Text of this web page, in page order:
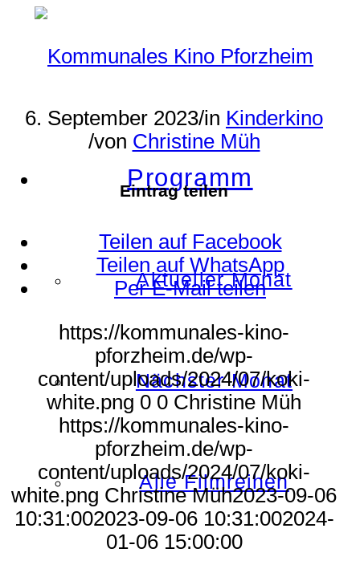
Programm
Aktueller Monat
Nächster Monat
Alle Filmreihen
6. September 2023/in Kinderkino
/von Christine Müh
Eintrag teilen
Teilen auf Facebook
Teilen auf WhatsApp
Per E-Mail teilen
https://kommunales-kino-
pforzheim.de/wp-
content/uploads/2024/07/koki-
white.png 0 0 Christine Müh
https://kommunales-kino-
pforzheim.de/wp-
content/uploads/2024/07/koki-
white.png Christine Müh2023-09-06
10:31:002023-09-06 10:31:002024-
01-06 15:00:00